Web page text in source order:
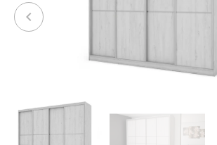
Poprzedni
keyboard_arrow_left